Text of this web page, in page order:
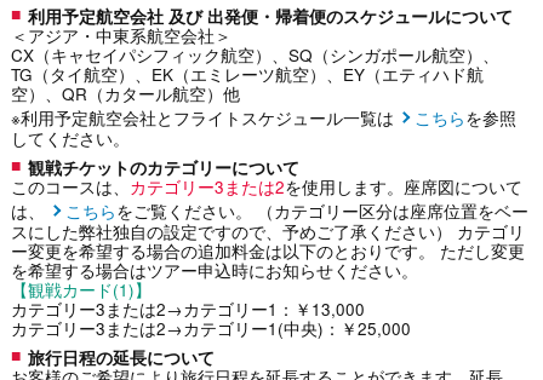
利用予定航空会社 及び 出発便・帰着便のスケジュールについて
＜アジア・中東系航空会社＞
CX（キャセイパシフィック航空）、SQ（シンガポール航空）、
TG（タイ航空）、EK（エミレーツ航空）、EY（エティハド航
空）、QR（カタール航空）他
※利用予定航空会社とフライトスケジュール一覧は
こちらを参照
してください。
観戦チケットのカテゴリーについて
このコースは、 カテゴリー3または2を使用します。座席図について
は、
こちらをご覧ください。 （カテゴリー区分は座席位置をベー
スにした弊社独自の設定ですので、予めご了承ください） カテゴリ
ー変更を希望する場合の追加料金は以下のとおりです。 ただし変更
を希望する場合はツアー申込時にお知らせください。
【観戦カード(1)】
カテゴリー3または2→カテゴリー1：￥13,000
カテゴリー3または2→カテゴリー1(中央)：￥25,000
旅行日程の延長について